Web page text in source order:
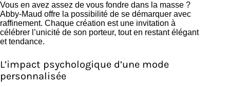
Vous en avez assez de vous fondre dans la masse ?
Abby-Maud offre la possibilité de se démarquer avec
raffinement. Chaque création est une invitation à
célébrer l’unicité de son porteur, tout en restant élégant
et tendance.
L’impact psychologique d’une mode
personnalisée